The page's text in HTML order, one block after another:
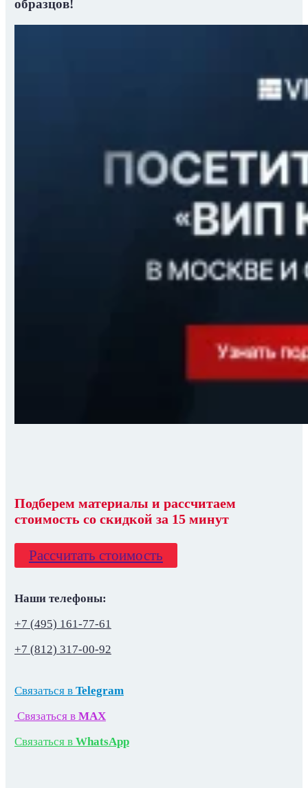
образцов!
Подберем материалы и рассчитаем
стоимость со скидкой за 15 минут
Рассчитать стоимость
Наши телефоны:
+7 (495) 161-77-61
+7 (812) 317-00-92
Связаться в Telegram
Связаться в MAX
Связаться в WhatsApp